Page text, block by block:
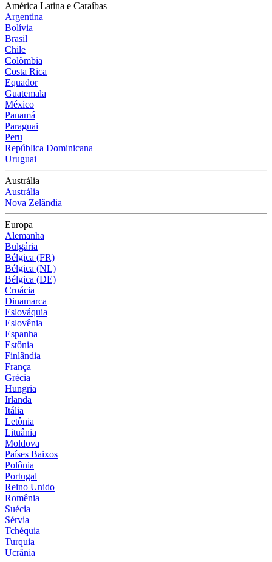
América Latina e Caraíbas
Argentina
Bolívia
Brasil
Chile
Colômbia
Costa Rica
Equador
Guatemala
México
Panamá
Paraguai
Peru
República Dominicana
Uruguai
Austrália
Austrália
Nova Zelândia
Europa
Alemanha
Bulgária
Bélgica (FR)
Bélgica (NL)
Bélgica (DE)
Croácia
Dinamarca
Eslováquia
Eslovênia
Espanha
Estônia
Finlândia
França
Grécia
Hungria
Irlanda
Itália
Letônia
Lituânia
Moldova
Países Baixos
Polônia
Portugal
Reino Unido
Romênia
Suécia
Sérvia
Tchéquia
Turquia
Ucrânia